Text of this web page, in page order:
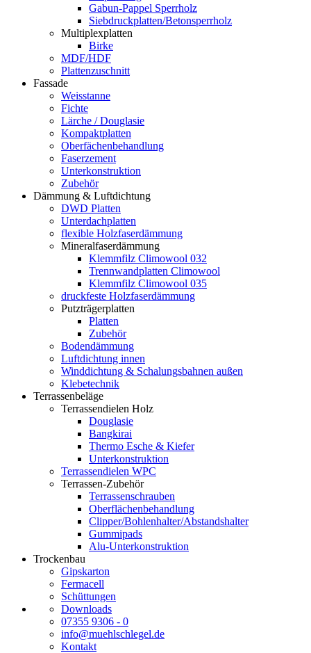
Gabun-Pappel Sperrholz
Siebdruckplatten/Betonsperrholz
Multiplexplatten
Birke
MDF/HDF
Plattenzuschnitt
Fassade
Weisstanne
Fichte
Lärche / Douglasie
Kompaktplatten
Oberfächenbehandlung
Faserzement
Unterkonstruktion
Zubehör
Dämmung & Luftdichtung
DWD Platten
Unterdachplatten
flexible Holzfaserdämmung
Mineralfaserdämmung
Klemmfilz Climowool 032
Trennwandplatten Climowool
Klemmfilz Climowool 035
druckfeste Holzfaserdämmung
Putzträgerplatten
Platten
Zubehör
Bodendämmung
Luftdichtung innen
Winddichtung & Schalungsbahnen außen
Klebetechnik
Terrassenbeläge
Terrassendielen Holz
Douglasie
Bangkirai
Thermo Esche & Kiefer
Unterkonstruktion
Terrassendielen WPC
Terrassen-Zubehör
Terrassenschrauben
Oberflächenbehandlung
Clipper/Bohlenhalter/Abstandshalter
Gummipads
Alu-Unterkonstruktion
Trockenbau
Gipskarton
Fermacell
Schüttungen
Downloads
07355 9306 - 0
info@muehlschlegel.de
Kontakt